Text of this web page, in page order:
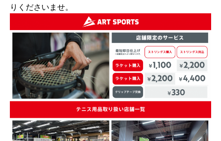
りくださいませ。